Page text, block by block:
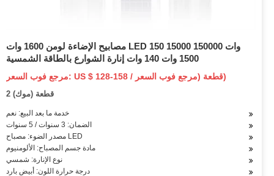
مصابيح الإضاءة لومن 1600 وات LED 150 وات 150000 15000
1500 وات 140 وات إنارة الشوارع بالطاقة الشمسية
مرجع فوب السعر: US $ 128-158 / قطعة (مرجع فوب السعر)
2 قطعة (موك)
خدمة ما بعد البيع: نعم
الضمان: 3 سنوات / 5 سنوات
مصدر الضوء: مصباح LED
مادة جسم المصباح: الألومنيوم
نوع الإنارة: شمسي
درجة حرارة اللون: أبيض بارد